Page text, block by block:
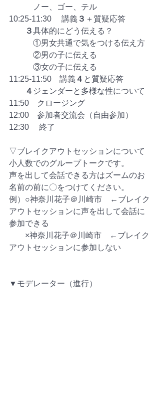
ノー、ゴー、テル
10:25-11:30　 講義 ３ ＋質疑応答
３具体的にどう伝える？
①男女共通で気をつける伝え方
②男の子に伝える
③女の子に伝える
11:25-11:50　講義４ と質疑応答
４ ジェンダーと多様な性について
11:50　クロージング
12:00　参加者交流会（自由参加）
12:30 　終了
▽ブレイクアウトセッションについて
小人数でのグループトークです。
声を出して会話できる方はズームのお
名前の前に〇をつけてください。
例）○神奈川花子＠川崎市　←ブレイク
アウトセッションに声を出して会話に
参加できる
×神奈川花子＠川崎市　←ブレイク
アウトセッションに参加しない
▼モデレーター（進行）